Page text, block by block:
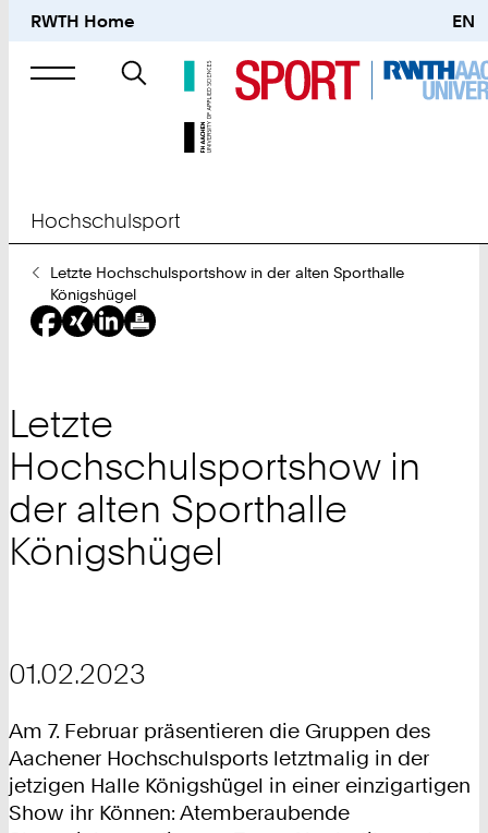
RWTH Home EN
Suche
nach
Hochschulsport
Sie
sind
hier:
Letzte Hochschulsportshow in der alten Sporthalle
Königshügel
Letzte
Hochschulsportshow in
der alten Sporthalle
Königshügel
01.02.2023
Am 7. Februar präsentieren die Gruppen des
Aachener Hochschulsports letztmalig in der
jetzigen Halle Königshügel in einer einzigartigen
Show ihr Können: Atemberaubende